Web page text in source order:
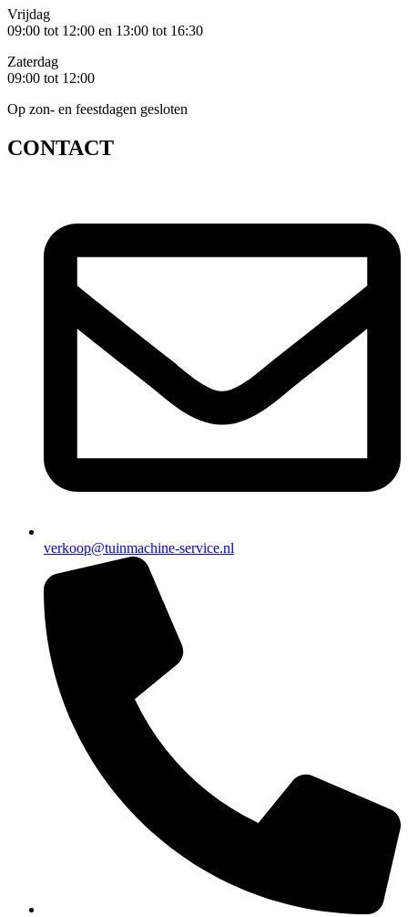
Vrijdag
09:00 tot 12:00 en 13:00 tot 16:30
Zaterdag
09:00 tot 12:00
Op zon- en feestdagen gesloten
CONTACT
verkoop@tuinmachine-service.nl